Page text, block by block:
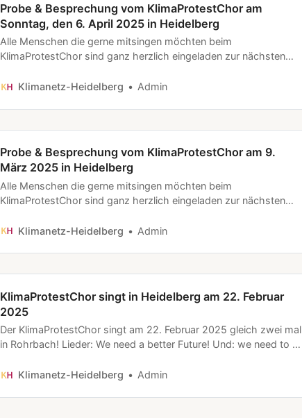
Probe & Besprechung vom KlimaProtestChor am
Sonntag, den 6. April 2025 in Heidelberg
Alle Menschen die gerne mitsingen möchten beim
KlimaProtestChor sind ganz herzlich eingeladen zur nächsten
um 11 Uhr im Gemeinschaftsraum der Woge in der Rheinstraße 5,
Klimanetz-Heidelberg Admin
Probe & Besprechung vom KlimaProtestChor am 9.
März 2025 in Heidelberg
Alle Menschen die gerne mitsingen möchten beim
KlimaProtestChor sind ganz herzlich eingeladen zur nächsten
um 11 Uhr im Gemeinschaftsraum der Woge in der Rheinstraße 5,
Klimanetz-Heidelberg Admin
KlimaProtestChor singt in Heidelberg am 22. Februar
2025
Der KlimaProtestChor singt am 22. Februar 2025 gleich zwei mal
in Rohrbach! Lieder: We need a better Future! Und: we need to do
Rathaus KlimaProtestChorDer Protestchor ist ein schneller
Klimanetz-Heidelberg Admin